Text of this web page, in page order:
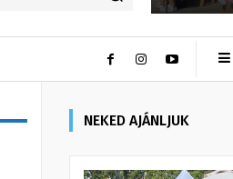
NEKED AJÁNLJUK